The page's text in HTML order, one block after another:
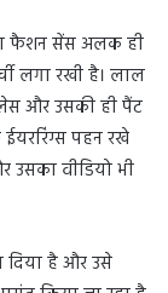
फैशन सेंस अलक ही
लगा रखी है। लाल
और उसकी ही पैंट
पहन रखे
वीडियो भी
दिया है और उसे